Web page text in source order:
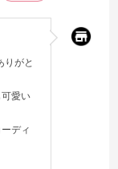
りがと
愛い
ディ